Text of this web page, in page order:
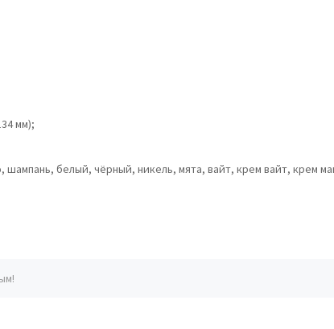
мм);
белый, чёрный, никель, мята, вайт, крем вайт, крем